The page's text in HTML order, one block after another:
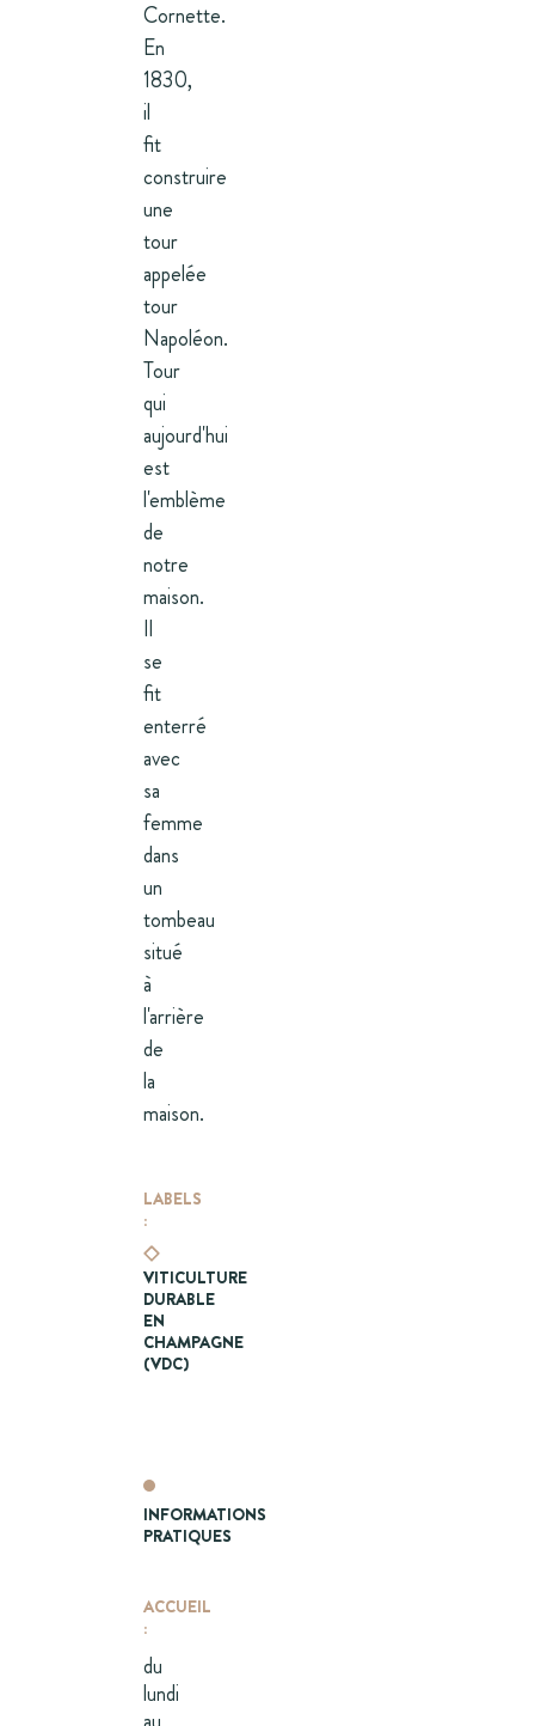
Cornette.
En
1830,
il
fit
construire
une
tour
appelée
tour
Napoléon.
Tour
qui
aujourd'hui
est
l'emblème
de
notre
maison.
Il
se
fit
enterré
avec
sa
femme
dans
un
tombeau
situé
à
l'arrière
de
la
maison.
LABELS
:
VITICULTURE
DURABLE
EN
CHAMPAGNE
(VDC)
INFORMATIONS
PRATIQUES
ACCUEIL
:
du
lundi